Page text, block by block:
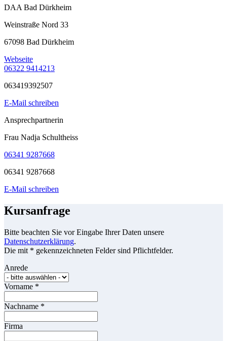
DAA Bad Dürkheim
Weinstraße Nord 33
67098 Bad Dürkheim
Webseite
06322 9414213
063419392507
E-Mail schreiben
Ansprechpartnerin
Frau Nadja Schultheiss
06341 9287668
06341 9287668
E-Mail schreiben
Kursanfrage
Bitte beachten Sie vor Eingabe Ihrer Daten unsere
Datenschutzerklärung.
Die mit * gekennzeichneten Felder sind Pflichtfelder.
Anrede
Vorname *
Nachname *
Firma